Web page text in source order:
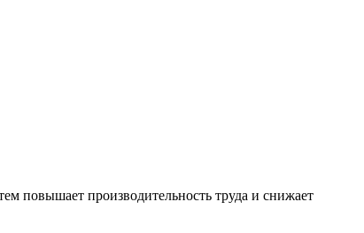
повышает производительность труда и снижает